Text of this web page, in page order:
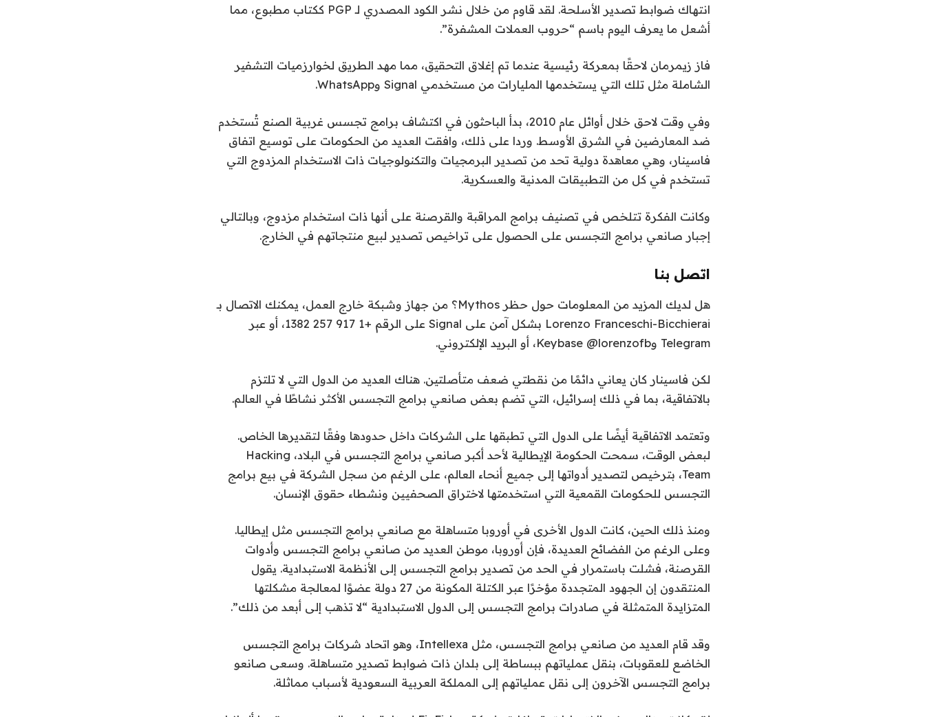
انتهاك ضوابط تصدير الأسلحة. لقد قاوم من خلال نشر الكود المصدري لـ PGP ككتاب مطبوع، مما
أشعل ما يعرف اليوم باسم “حروب العملات المشفرة”.
فاز زيمرمان لاحقًا بمعركة رئيسية عندما تم إغلاق التحقيق، مما مهد الطريق لخوارزميات التشفير
الشاملة مثل تلك التي يستخدمها المليارات من مستخدمي Signal وWhatsApp.
وفي وقت لاحق خلال أوائل عام 2010، بدأ الباحثون في اكتشاف برامج تجسس غربية الصنع تُستخدم
ضد المعارضين في الشرق الأوسط. وردا على ذلك، وافقت العديد من الحكومات على توسيع اتفاق
فاسينار، وهي معاهدة دولية تحد من تصدير البرمجيات والتكنولوجيات ذات الاستخدام المزدوج التي
تستخدم في كل من التطبيقات المدنية والعسكرية.
وكانت الفكرة تتلخص في تصنيف برامج المراقبة والقرصنة على أنها ذات استخدام مزدوج، وبالتالي
إجبار صانعي برامج التجسس على الحصول على تراخيص تصدير لبيع منتجاتهم في الخارج.
اتصل بنا
هل لديك المزيد من المعلومات حول حظر Mythos؟ من جهاز وشبكة خارج العمل، يمكنك الاتصال بـ
Lorenzo Franceschi-Bicchierai بشكل آمن على Signal على الرقم +1 917 257 1382، أو عبر
Telegram وKeybase @lorenzofb، أو البريد الإلكتروني.
لكن فاسينار كان يعاني دائمًا من نقطتي ضعف متأصلتين. هناك العديد من الدول التي لا تلتزم
بالاتفاقية، بما في ذلك إسرائيل، التي تضم بعض صانعي برامج التجسس الأكثر نشاطًا في العالم.
وتعتمد الاتفاقية أيضًا على الدول التي تطبقها على الشركات داخل حدودها وفقًا لتقديرها الخاص.
لبعض الوقت، سمحت الحكومة الإيطالية لأحد أكبر صانعي برامج التجسس في البلاد، Hacking
Team، بترخيص لتصدير أدواتها إلى جميع أنحاء العالم، على الرغم من سجل الشركة في بيع برامج
التجسس للحكومات القمعية التي استخدمتها لاختراق الصحفيين ونشطاء حقوق الإنسان.
ومنذ ذلك الحين، كانت الدول الأخرى في أوروبا متساهلة مع صانعي برامج التجسس مثل إيطاليا.
وعلى الرغم من الفضائح العديدة، فإن أوروبا، موطن العديد من صانعي برامج التجسس وأدوات
القرصنة، فشلت باستمرار في الحد من تصدير برامج التجسس إلى الأنظمة الاستبدادية. يقول
المنتقدون إن الجهود المتجددة مؤخرًا عبر الكتلة المكونة من 27 دولة عضوًا لمعالجة مشكلتها
المتزايدة المتمثلة في صادرات برامج التجسس إلى الدول الاستبدادية “لا تذهب إلى أبعد من ذلك”.
وقد قام العديد من صانعي برامج التجسس، مثل Intellexa، وهو اتحاد شركات برامج التجسس
الخاضع للعقوبات، بنقل عملياتهم ببساطة إلى بلدان ذات ضوابط تصدير متساهلة. وسعى صانعو
برامج التجسس الآخرون إلى نقل عملياتهم إلى المملكة العربية السعودية لأسباب مماثلة.